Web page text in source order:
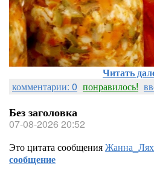
Читать
комментарии: 0 понравилось!
Без заголовка
07-08-2026 20:52
Это цитата сообщенияЖанна_Лях
сообщение